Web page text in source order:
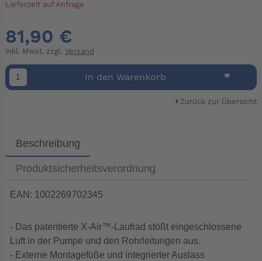
Lieferzeit auf Anfrage
81,90 €
inkl. Mwst. zzgl. Versand
In den Warenkorb
Zurück zur Übersicht
Beschreibung
Produktsicherheitsverordnung
EAN: 1002269702345
- Das patentierte X-Air™-Laufrad stößt eingeschlossene
Luft in der Pumpe und den Rohrleitungen aus.
- Externe Montagefüße und integrierter Auslass